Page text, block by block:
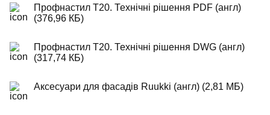
Профнастил T20. Технічні рішення PDF (англ)
(376,96 КБ)
Профнастил T20. Технічні рішення DWG (англ)
(317,74 КБ)
Аксесуари для фасадів Ruukki (англ) (2,81 МБ)